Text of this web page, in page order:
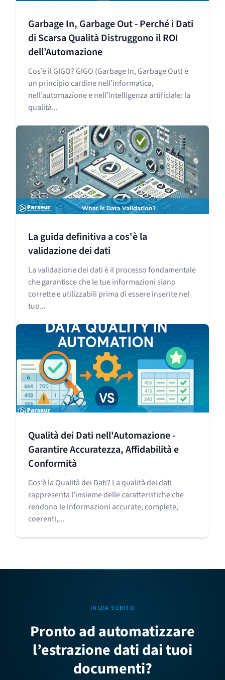
Garbage In, Garbage Out - Perché i Dati
di Scarsa Qualità Distruggono il ROI
dell’Automazione
Cos’è il GIGO? GIGO (Garbage In, Garbage Out) è
un principio cardine nell’informatica,
nell’automazione e nell’intelligenza artificiale: la
qualità...
La guida definitiva a cos'è la
validazione dei dati
La validazione dei dati è il processo fondamentale
che garantisce che le tue informazioni siano
corrette e utilizzabili prima di essere inserite nel
tuo...
Qualità dei Dati nell'Automazione -
Garantire Accuratezza, Affidabilità e
Conformità
Cos’è la Qualità dei Dati? La qualità dei dati
rappresenta l’insieme delle caratteristiche che
rendono le informazioni accurate, complete,
coerenti,...
INIZIA SUBITO
Pronto ad automatizzare
l’estrazione dati dai tuoi
documenti?